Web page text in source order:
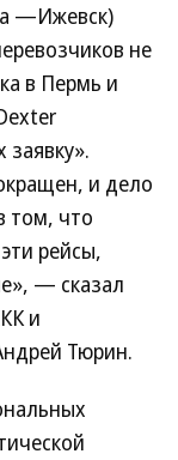
—Ижевск)
не
в Пермь и
и дело
том, что
рейсы,
— сказал
и
Тюрин.